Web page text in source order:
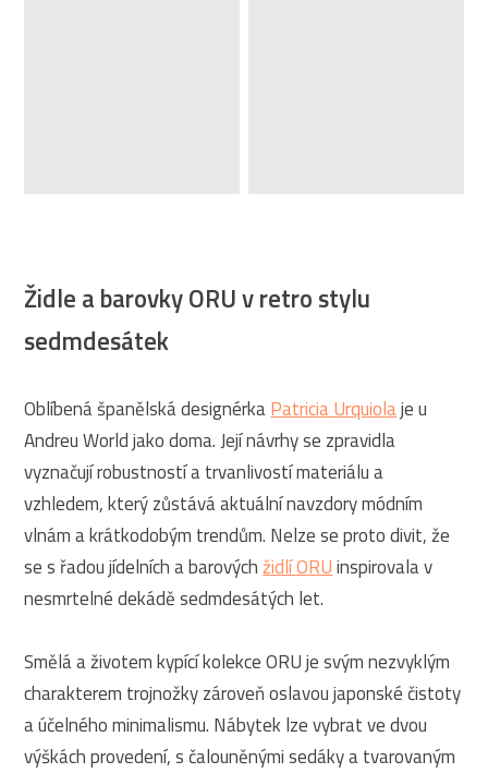
Židle a barovky ORU v retro stylu
sedmdesátek
Oblíbená španělská designérkaPatricia Urquiolaje u
Andreu World jako doma. Její návrhy se zpravidla
vyznačují robustností a trvanlivostí materiálu a
vzhledem, který zůstává aktuální navzdory módním
vlnám a krátkodobým trendům. Nelze se proto divit, že
se s řadou jídelních a barovýchžidlí ORUinspirovala v
nesmrtelné dekádě sedmdesátých let.
Smělá a životem kypící kolekce ORU je svým nezvyklým
charakterem trojnožky zároveň oslavou japonské čistoty
a účelného minimalismu. Nábytek lze vybrat ve dvou
výškách provedení, s čalouněnými sedáky a tvarovaným